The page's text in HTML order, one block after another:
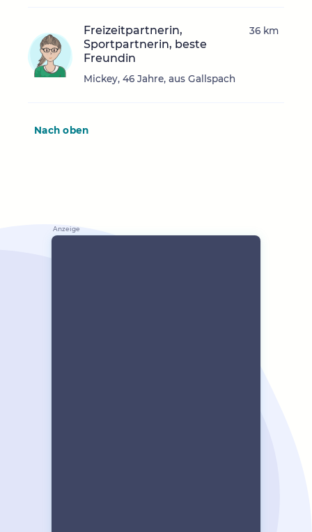
Freizeitpartnerin,
Sportpartnerin, beste
Freundin
Mickey, 46 Jahre, aus Gallspach
36 km
Nach oben